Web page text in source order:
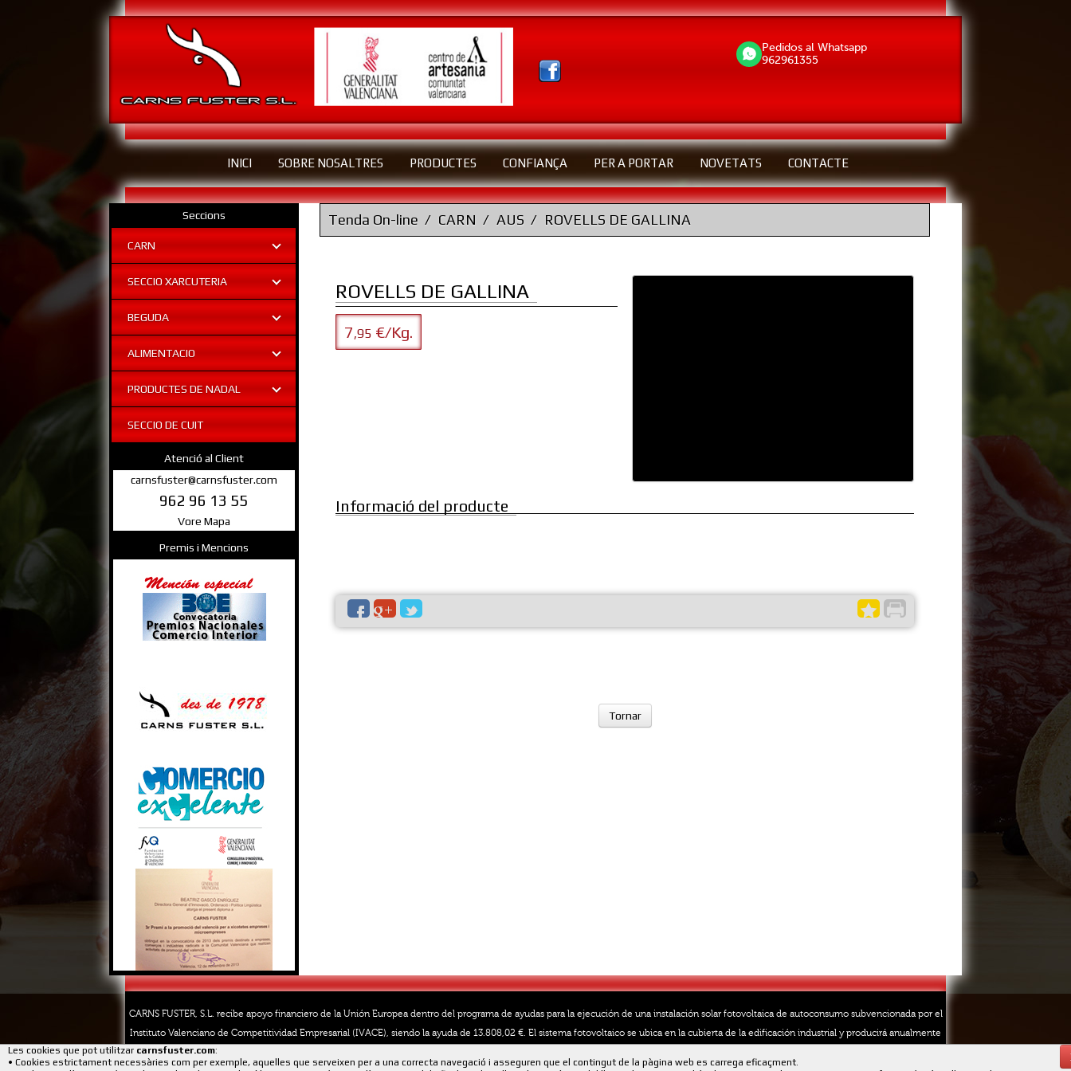
Les cookies que pot utilitzar carnsfuster.com:
• Cookies estrictament necessàries com per exemple, aquelles que serveixen per a una correcta navegació i asseguren que el contingut de la pàgina web es carrega eficaçment.
Pedidos al Whatsapp
962961355
INICI SOBRE NOSALTRES PRODUCTES CONFIANÇA PER A PORTAR NOVETATS CONTACTE
Seccions
CARN
SECCIO XARCUTERIA
BEGUDA
ALIMENTACIO
PRODUCTES DE NADAL
SECCIO DE CUIT
Atenció al Client
carnsfuster@carnsfuster.com
962 96 13 55
Vore Mapa
Premis i Mencions
Tenda On-line CARN AUS ROVELLS DE GALLINA
ROVELLS DE GALLINA
7,95 €/Kg.
Informació del producte
Tornar
CARNS FUSTER, S.L. recibe apoyo financiero de la Unión Europea dentro del programa de ayudas para la ejecución de una instalación solar fotovoltaica de autoconsumo subvencionada por el
Instituto Valenciano de Competitividad Empresarial (IVACE), siendo la ayuda de 13.808,02 €. El sistema fotovoltaico se ubica en la cubierta de la edificación industrial y producirá anualmente